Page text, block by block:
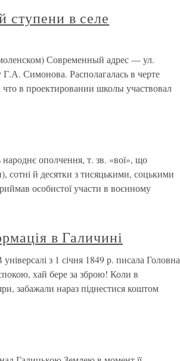
в селе
Современный адрес — ул.
Симонова. Располагалась в черте
в проектировании школы участвовал
народнє ополчення, т. зв. «вої», що
сотні й десятки з тисяцькими, соцькими
особистої участи в воєнному
в Галичині
з 1 січня 1849 р. писала Головна
хай бере за зброю! Коли в
забажали нараз піднестися коштом